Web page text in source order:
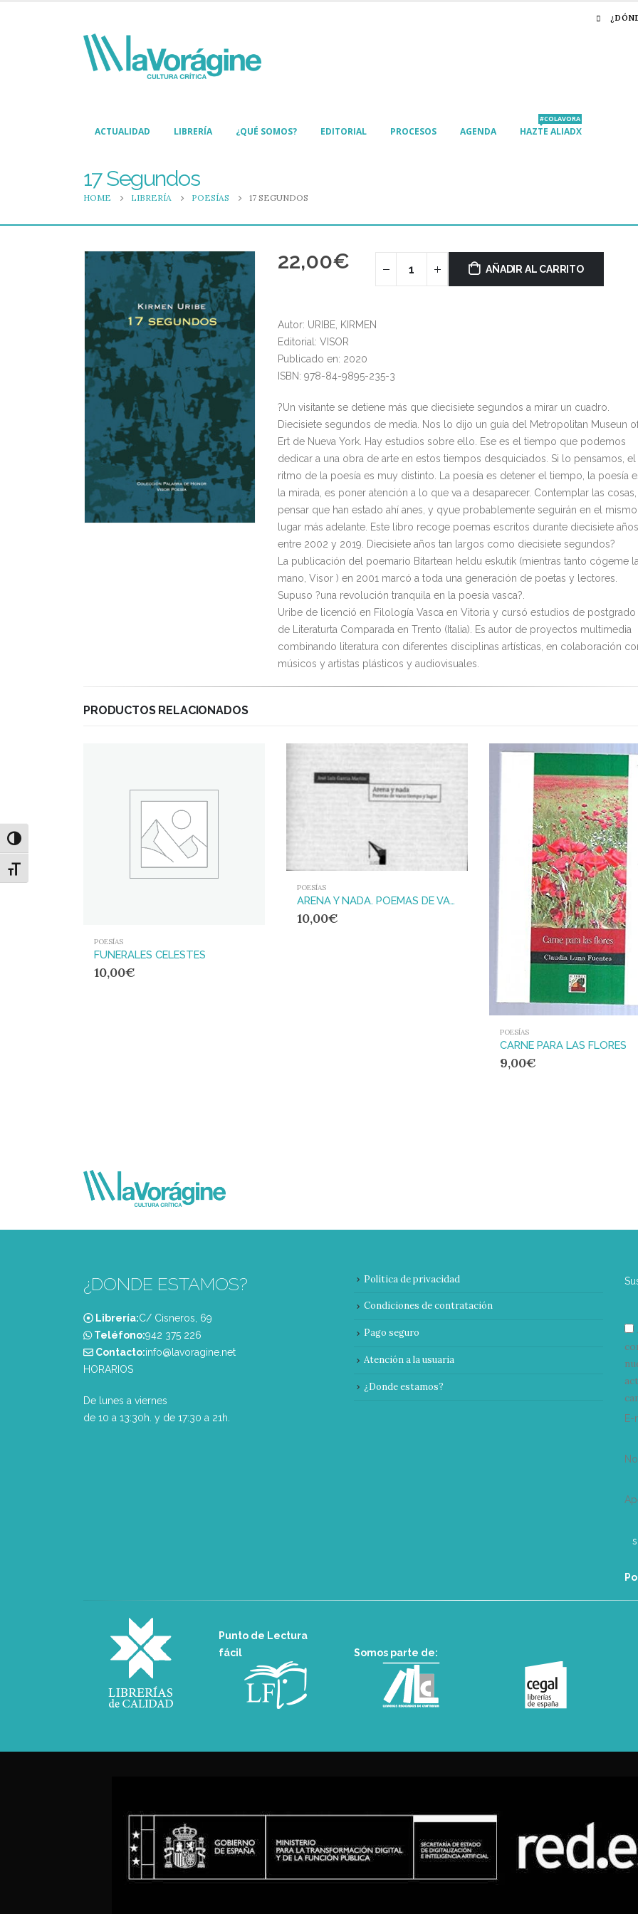
Alternar alto contraste
Alternar tamaño de letra
ACTUALIDAD LIBRERÍA ¿QUÉ SOMOS? EDITORIAL PROCESOS AGENDA HAZTE ALIADX
#COLAVORA
17 Segundos
HOME LIBRERÍA POESÍAS 17 SEGUNDOS
22,00€ AÑADIR AL CARRITO
Autor: URIBE, KIRMEN
Editorial: VISOR
Publicado en: 2020
ISBN: 978-84-9895-235-3
?Un visitante se detiene más que diecisiete segundos a mirar un cuadro.
Diecisiete segundos de media. Nos lo dijo un guía del Metropolitan Museun
Ert de Nueva York. Hay estudios sobre ello. Ese es el tiempo que podemos
dedicar a una obra de arte en estos tiempos desquiciados. Si lo pensamos, el
ritmo de la poesía es muy distinto. La poesía es detener el tiempo, la poesía
la mirada, es poner atención a lo que va a desaparecer. Contemplar las cosas,
pensar que han estado ahí anes, y qyue probablemente seguirán en el mismo
lugar más adelante. Este libro recoge poemas escritos durante diecisiete
entre 2002 y 2019. Diecisiete años tan largos como diecisiete segundos?
La publicación del poemario Bitartean heldu eskutik (mientras tanto cógeme
mano, Visor ) en 2001 marcó a toda una generación de poetas y lectores.
Supuso ?una revolución tranquila en la poesía vasca?.
Uribe de licenció en Filología Vasca en Vitoria y cursó estudios de postgrado
de Literaturta Comparada en Trento (Italia). Es autor de proyectos multimedia
combinando literatura con diferentes disciplinas artísticas, en colaboración
músicos y artistas plásticos y audiovisuales.
PRODUCTOS RELACIONADOS
POESÍAS
FUNERALES CELESTES
10,00€
POESÍAS
ARENA Y NADA. POEMAS DE VARIO TIEMPO Y LUGAR
10,00€
POESÍAS
CARNE PARA LAS FLORES
9,00€
¿DONDE ESTAMOS?
Librería:C/ Cisneros, 69
Teléfono:‭942 375 226‬
Contacto:info@lavoragine.net
HORARIOS
De lunes a viernes
de 10 a 13:30h. y de 17:30 a 21h.
Política de privacidad
Condiciones de contratación
Pago seguro
Atención a la usuaria
¿Donde estamos?
Punto de Lectura
fácil
Somos parte de: